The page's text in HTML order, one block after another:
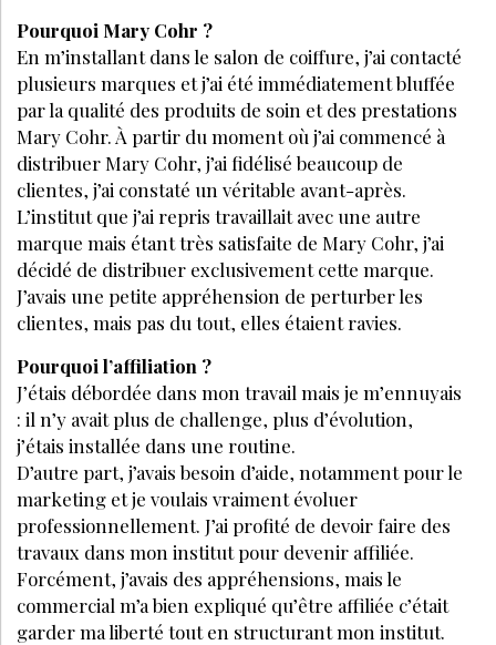
Pourquoi Mary Cohr ?
En m’installant dans le salon de coiffure, j’ai contacté
plusieurs marques et j’ai été immédiatement bluffée
par la qualité des produits de soin et des prestations
Mary Cohr. À partir du moment où j’ai commencé à
distribuer Mary Cohr, j’ai fidélisé beaucoup de
clientes, j’ai constaté un véritable avant-après.
L’institut que j’ai repris travaillait avec une autre
marque mais étant très satisfaite de Mary Cohr, j’ai
décidé de distribuer exclusivement cette marque.
J’avais une petite appréhension de perturber les
clientes, mais pas du tout, elles étaient ravies.
Pourquoi l’affiliation ?
J’étais débordée dans mon travail mais je m’ennuyais
: il n’y avait plus de challenge, plus d’évolution,
j’étais installée dans une routine.
D’autre part, j’avais besoin d’aide, notamment pour le
marketing et je voulais vraiment évoluer
professionnellement. J’ai profité de devoir faire des
travaux dans mon institut pour devenir affiliée.
Forcément, j’avais des appréhensions, mais le
commercial m’a bien expliqué qu’être affiliée c’était
garder ma liberté tout en structurant mon institut.